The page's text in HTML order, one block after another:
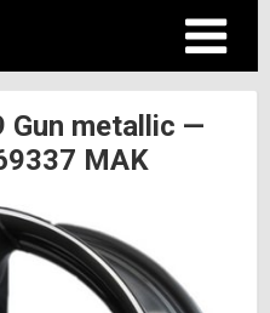
Gun metallic —
MAK